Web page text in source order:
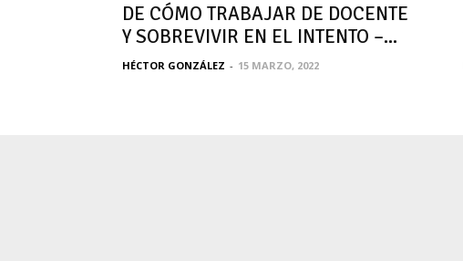
DE CÓMO TRABAJAR DE DOCENTE
Y SOBREVIVIR EN EL INTENTO –...
HÉCTOR GONZÁLEZ - 15 MARZO, 2022